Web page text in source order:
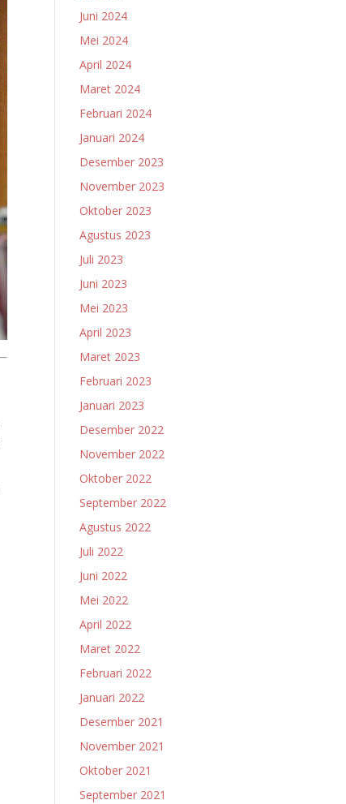
Juni 2024
Mei 2024
April 2024
Maret 2024
Februari 2024
Januari 2024
Desember 2023
November 2023
Oktober 2023
Agustus 2023
Juli 2023
Juni 2023
Mei 2023
April 2023
Maret 2023
Februari 2023
Januari 2023
Desember 2022
November 2022
Oktober 2022
September 2022
Agustus 2022
Juli 2022
Juni 2022
Mei 2022
April 2022
Maret 2022
Februari 2022
Januari 2022
Desember 2021
November 2021
Oktober 2021
September 2021